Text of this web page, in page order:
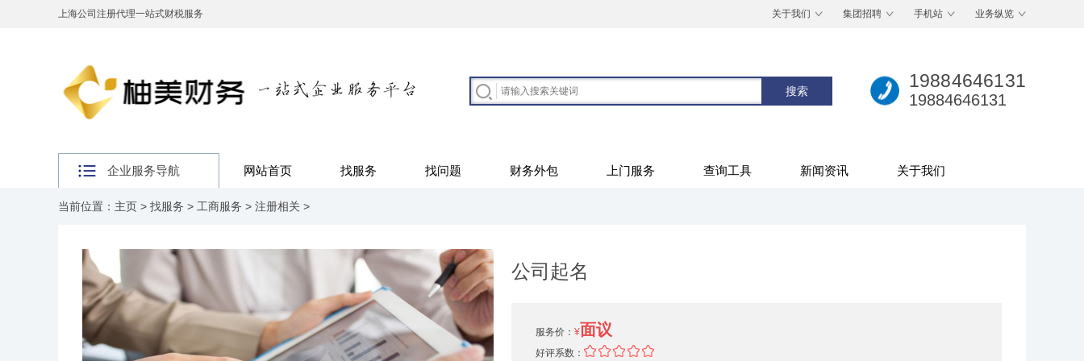
上海公司注册代理一站式财税服务 关于我们 集团招聘 手机站 业务纵览
19884646131
19884646131
企业服务导航 网站首页 找服务 找问题 财务外包 上门服务 查询工具 新闻资讯 关于我们
当前位置： 主页 > 找服务 > 工商服务 > 注册相关 >
公司起名
服务价： ¥面议
好评系数：